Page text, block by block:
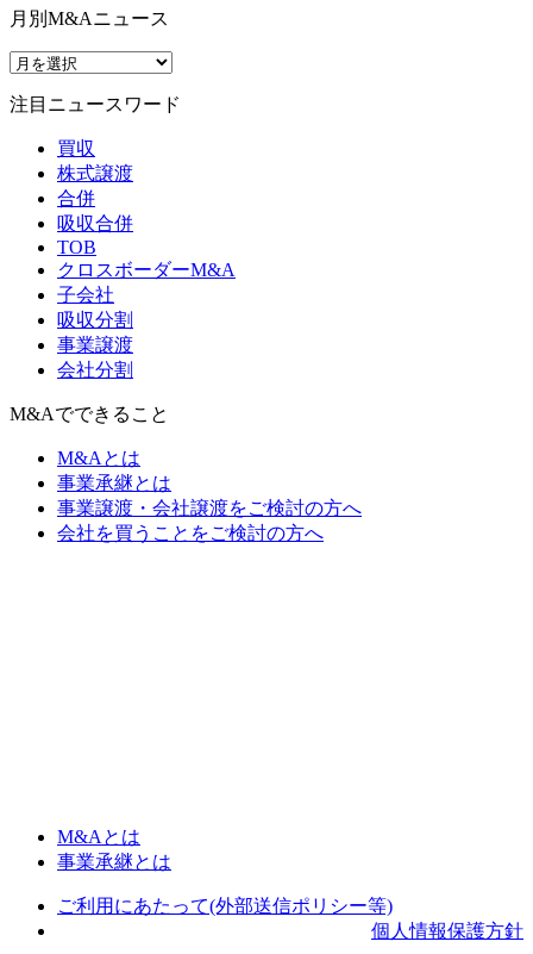
月別M&Aニュース
注目ニュースワード
買収
株式譲渡
合併
吸収合併
TOB
クロスボーダーM&A
子会社
吸収分割
事業譲渡
会社分割
M&Aでできること
M&Aとは
事業承継とは
事業譲渡・会社譲渡をご検討の方へ
会社を買うことをご検討の方へ
M&Aとは
事業承継とは
ご利用にあたって(外部送信ポリシー等)
個人情報保護方針